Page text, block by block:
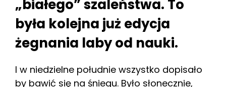
„białego” szaleństwa. To
była kolejna już edycja
żegnania laby od nauki.
I w niedzielne południe wszystko dopisało
by bawić się na śniegu. Było słonecznie,